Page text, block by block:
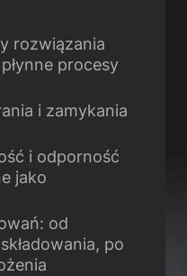
rozwiązania
procesy
i zamykania
i odporność
jako
od
po